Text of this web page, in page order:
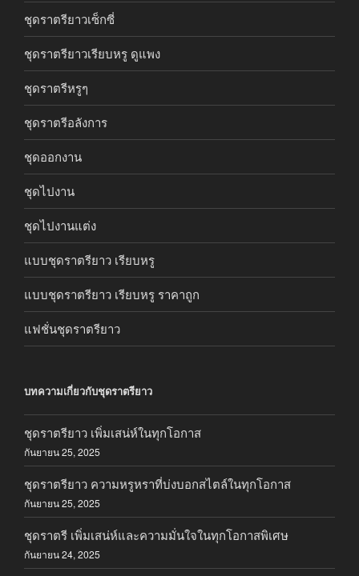
ชุดราตรียาวเซ็กซี่
ชุดราตรียาวเรียบหรู ดูแพง
ชุดราตรีหรูๆ
ชุดราตรีอลังการ
ชุดออกงาน
ชุดไปงาน
ชุดไปงานแต่ง
แบบชุดราตรียาว เรียบหรู
แบบชุดราตรียาว เรียบหรู ราคาถูก
แฟชั่นชุดราตรียาว
บทความเกี่ยวกับชุดราตรียาว
ชุดราตรียาว เพิ่มเสน่ห์ในทุกโอกาส
กันยายน 25, 2025
ชุดราตรียาว ความหรูหราที่บ่งบอกสไตล์ในทุกโอกาส
กันยายน 25, 2025
ชุดราตรี เพิ่มเสน่ห์และความมั่นใจในทุกโอกาสพิเศษ
กันยายน 24, 2025